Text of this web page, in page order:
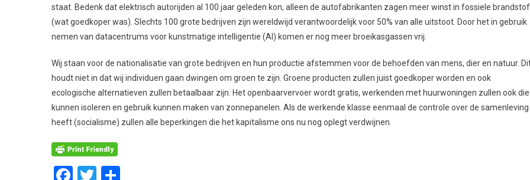
staat. Bedenk dat elektrisch autorijden al 100 jaar geleden kon, alleen de autofabrikanten zagen meer winst in fossiele brandstof
(wat goedkoper was). Slechts 100 grote bedrijven zijn wereldwijd verantwoordelijk voor 50% van alle uitstoot. Door het in gebruik
nemen van datacentrums voor kunstmatige intelligentie (AI) komen er nog meer broeikasgassen vrij.
Wij staan voor de nationalisatie van grote bedrijven en hun productie afstemmen voor de behoefden van mens, dier en natuur.
houdt niet in dat wij individuen gaan dwingen om groen te zijn. Groene producten zullen juist goedkoper worden en ook
ecologische alternatieven zullen betaalbaar zijn. Het openbaarvervoer wordt gratis, werkenden met huurwoningen zullen ook die
kunnen isoleren en gebruik kunnen maken van zonnepanelen. Als de werkende klasse eenmaal de controle over de samenleving
heeft (socialisme) zullen alle beperkingen die het kapitalisme ons nu nog oplegt verdwijnen.
Facebook
Twitter